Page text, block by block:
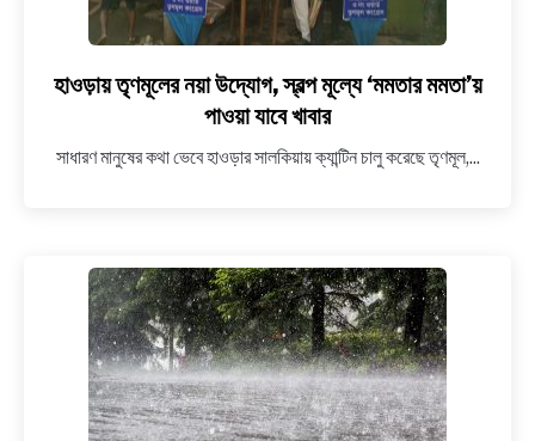
link
to
তৃণমূলের
মূল্যে
‘মমতার
মমতা’য়
পাওয়া
যাবে
খাবার
হাওড়ায় তৃণমূলের নয়া উদ্যোগ, স্বল্প মূল্যে ‘মমতার মমতা’য়
পাওয়া যাবে খাবার
সাধারণ মানুষের কথা ভেবে হাওড়ার সালকিয়ায় ক্যান্টিন চালু করেছে তৃণমূল,...